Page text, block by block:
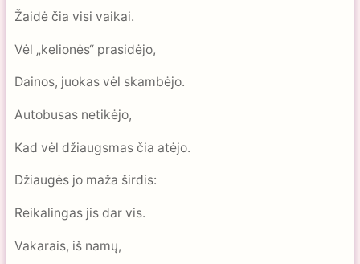
Žaidė čia visi vaikai.
Vėl „kelionės“ prasidėjo,
Dainos, juokas vėl skambėjo.
Autobusas netikėjo,
Kad vėl džiaugsmas čia atėjo.
Džiaugės jo maža širdis:
Reikalingas jis dar vis.
Vakarais, iš namų,